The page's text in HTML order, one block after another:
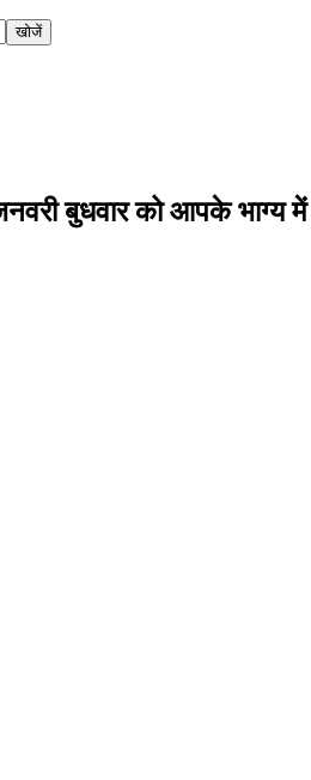
बुधवार को आपके भाग्य में